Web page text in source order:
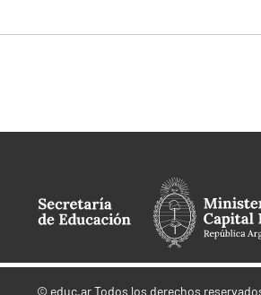
© educ.arTodos los derechos